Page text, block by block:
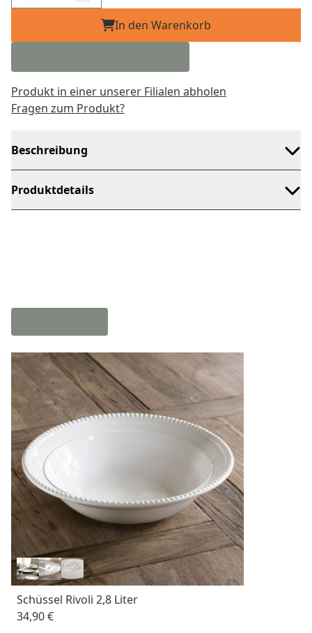
In den Warenkorb
Produkt in einer unserer Filialen abholen
Fragen zum Produkt?
Beschreibung
Produktdetails
Schüssel Rivoli 2,8 Liter
34,90 €